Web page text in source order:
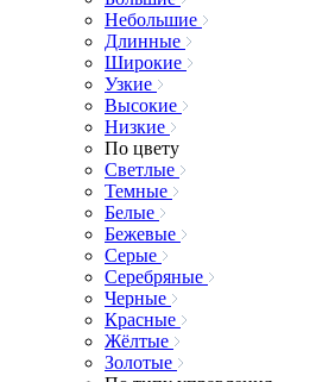
Небольшие
Длинные
Широкие
Узкие
Высокие
Низкие
По цвету
Светлые
Темные
Белые
Бежевые
Серые
Серебряные
Черные
Красные
Жёлтые
Золотые